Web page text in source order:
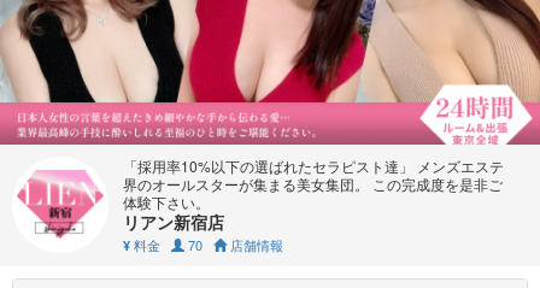
「採用率10%以下の選ばれたセラピスト達」 メンズエステ
界のオールスターが集まる美女集団。 この完成度を是非ご
体験下さい。
リアン新宿店
¥ 料金 70 店舗情報